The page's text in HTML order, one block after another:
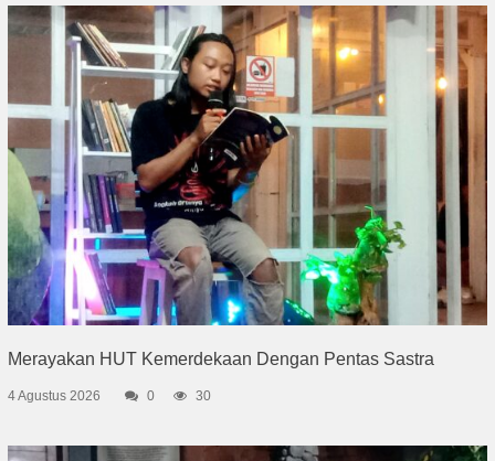
Merayakan HUT Kemerdekaan Dengan Pentas Sastra
4 Agustus 2026 0 30